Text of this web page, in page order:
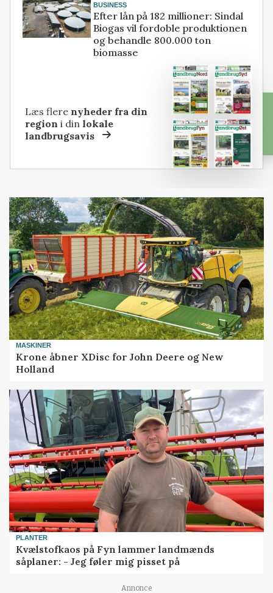
BUSINESS
Efter lån på 182 millioner: Sindal
Biogas vil fordoble produktionen
og behandle 800.000 ton
biomasse
Læs flere nyheder fra din
region i dinlokale
landbrugsavis
MASKINER
Krone åbner XDisc for John Deere og New
Holland
PLANTER
Kvælstofkaos på Fyn lammer landmænds
såplaner: - Jeg føler mig pisset på
Annonce